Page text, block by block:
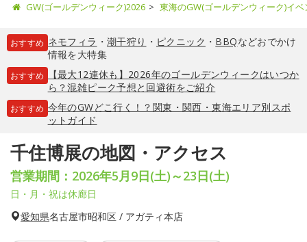
GW(ゴールデンウィーク)2026 東海のGW(ゴールデンウィーク)イ
おすすめ ネモフィラ ・ 潮干狩り ・ ピクニック ・ BBQなどおでかけ
情報を大特集
おすすめ
【最大12連休も】2026年のゴールデンウィークはいつか
ら？混雑ピーク予想と回避術をご紹介
おすすめ 今年のGWどこ行く！？関東・関西・東海エリア別スポ
ットガイド
千住博展の地図・アクセス
営業期間：2026年5月9日(土)～23日(土)
日・月・祝は休廊日
愛知県名古屋市昭和区 / アガティ本店